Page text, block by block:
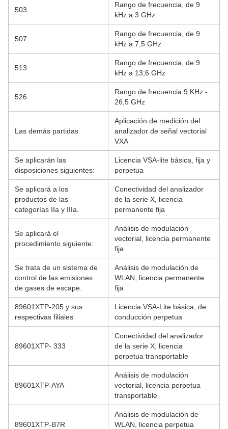
503
Rango de frecuencia, de 9
kHz a 3 GHz
507
Rango de frecuencia, de 9
kHz a 7,5 GHz
513
Rango de frecuencia, de 9
kHz a 13,6 GHz
526
Rango de frecuencia 9 KHz -
26,5 GHz
Las demás partidas
Aplicación de medición del
analizador de señal vectorial
VXA
Se aplicarán las
disposiciones siguientes:
Licencia VSA-lite básica, fija y
perpetua
Se aplicará a los
productos de las
categorías IIa y IIIa.
Conectividad del analizador
de la serie X, licencia
permanente fija
Se aplicará el
procedimiento siguiente:
Análisis de modulación
vectorial, licencia permanente
fija
Se trata de un sistema de
control de las emisiones
de gases de escape.
Análisis de modulación de
WLAN, licencia permanente
fija
89601XTP-205 y sus
respectivas filiales
Licencia VSA-Lite básica, de
conducción perpetua
89601XTP- 333
Conectividad del analizador
de la serie X, licencia
perpetua transportable
89601XTP-AYA
Análisis de modulación
vectorial, licencia perpetua
transportable
89601XTP-B7R
Análisis de modulación de
WLAN, licencia perpetua